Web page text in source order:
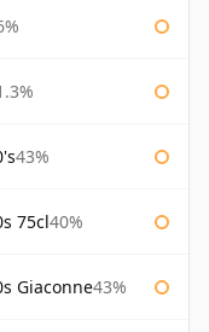
43%
75cl40%
Giaconne43%